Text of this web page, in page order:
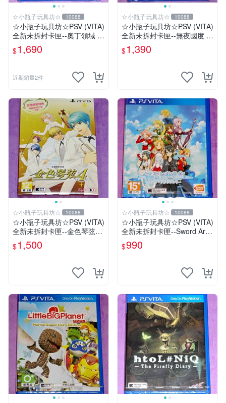
☆小瓶子玩具坊☆ 10088
☆小瓶子玩具坊☆PSV (VITA)
全新未拆封卡匣--奧丁領域 里
普特拉西爾 中文版
$1,690
近期銷量2件
☆小瓶子玩具坊☆ 10088
☆小瓶子玩具坊☆PSV (VITA)
全新未拆封卡匣--無夜國度 中
文版
$1,390
☆小瓶子玩具坊☆ 10088
☆小瓶子玩具坊☆PSV (VITA)
全新未拆封卡匣--金色琴弦4
首批限定版 (中文版)
$1,500
☆小瓶子玩具坊☆ 10088
☆小瓶子玩具坊☆PSV (VITA)
全新未拆封卡匣--Sword Art
Online 刀劍神域 虛空斷章
(亞日版)
$990